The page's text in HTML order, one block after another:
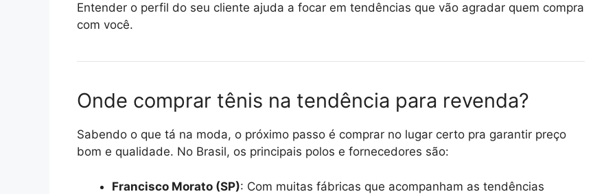
Entender o perfil do seu cliente ajuda a focar em tendências que vão agradar quem compra
com você.
Onde comprar tênis na tendência para revenda?
Sabendo o que tá na moda, o próximo passo é comprar no lugar certo pra garantir preço
bom e qualidade. No Brasil, os principais polos e fornecedores são:
Francisco Morato (SP): Com muitas fábricas que acompanham as tendências